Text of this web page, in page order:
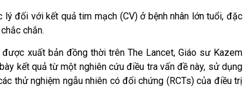
đối với kết quả tim mạch (CV) ở bệnh nhân lớn tuổi, đặc
chắn.
xuất bản đồng thời trên The Lancet, Giáo sư Kazem
kết quả từ một nghiên cứu điều tra vấn đề này, sử dụng
thử nghiệm ngẫu nhiên có đối chứng (RCTs) của điều trị